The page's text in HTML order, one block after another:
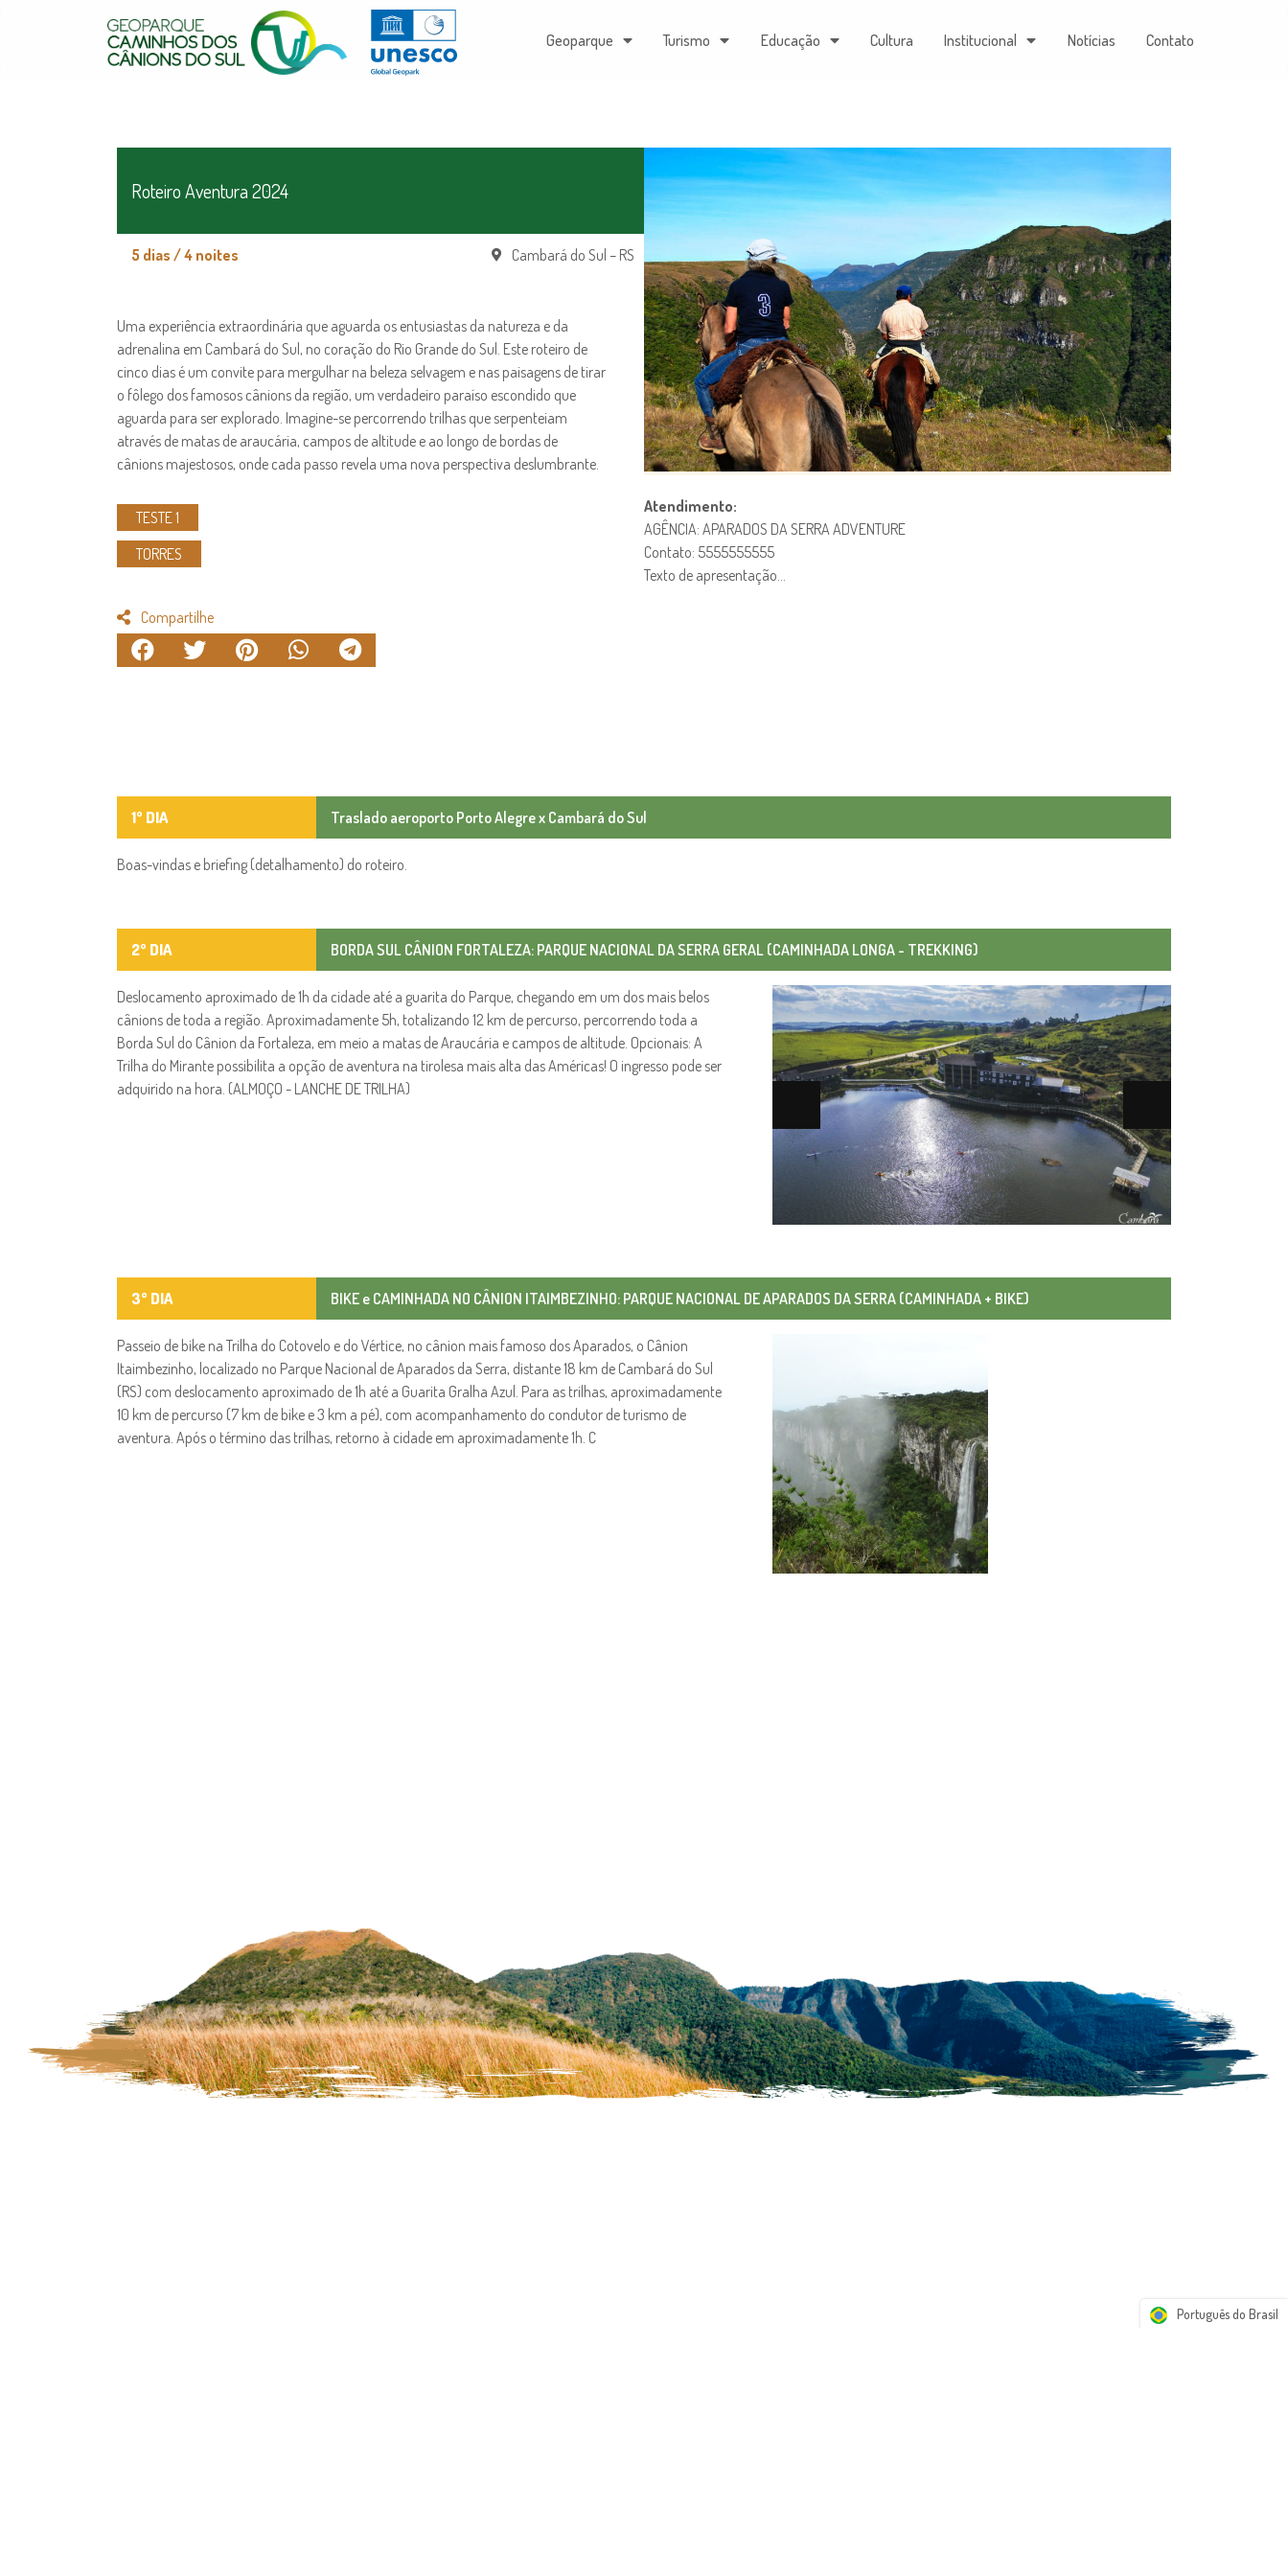
Geoparque Turismo Educação Cultura Institucional Notícias Contato
Roteiro Aventura 2024
5 dias / 4 noites Cambará do Sul – RS
Uma experiência extraordinária que aguarda os entusiastas da natureza e da
adrenalina em Cambará do Sul, no coração do Rio Grande do Sul. Este roteiro de
cinco dias é um convite para mergulhar na beleza selvagem e nas paisagens de tirar
o fôlego dos famosos cânions da região, um verdadeiro paraíso escondido que
aguarda para ser explorado. Imagine-se percorrendo trilhas que serpenteiam
através de matas de araucária, campos de altitude e ao longo de bordas de
cânions majestosos, onde cada passo revela uma nova perspectiva deslumbrante.
TESTE 1
TORRES
Compartilhe
Atendimento:
AGÊNCIA: APARADOS DA SERRA ADVENTURE
Contato: 5555555555
Texto de apresentação…
1º DIA Traslado aeroporto Porto Alegre x Cambará do Sul
Boas-vindas e briefing (detalhamento) do roteiro.
2º DIA BORDA SUL CÂNION FORTALEZA: PARQUE NACIONAL DA SERRA GERAL (CAMINHADA LONGA - TREKKING)
Deslocamento aproximado de 1h da cidade até a guarita do Parque, chegando em um dos mais belos
cânions de toda a região. Aproximadamente 5h, totalizando 12 km de percurso, percorrendo toda a
Borda Sul do Cânion da Fortaleza, em meio a matas de Araucária e campos de altitude. Opcionais: A
Trilha do Mirante possibilita a opção de aventura na tirolesa mais alta das Américas! O ingresso pode ser
adquirido na hora. (ALMOÇO - LANCHE DE TRILHA)
3º DIA BIKE e CAMINHADA NO CÂNION ITAIMBEZINHO: PARQUE NACIONAL DE APARADOS DA SERRA (CAMINHADA + BIKE)
Passeio de bike na Trilha do Cotovelo e do Vértice, no cânion mais famoso dos Aparados, o Cânion
Itaimbezinho, localizado no Parque Nacional de Aparados da Serra, distante 18 km de Cambará do Sul
(RS) com deslocamento aproximado de 1h até a Guarita Gralha Azul. Para as trilhas, aproximadamente
10 km de percurso (7 km de bike e 3 km a pé), com acompanhamento do condutor de turismo de
aventura. Após o término das trilhas, retorno à cidade em aproximadamente 1h. C
Português do Brasil